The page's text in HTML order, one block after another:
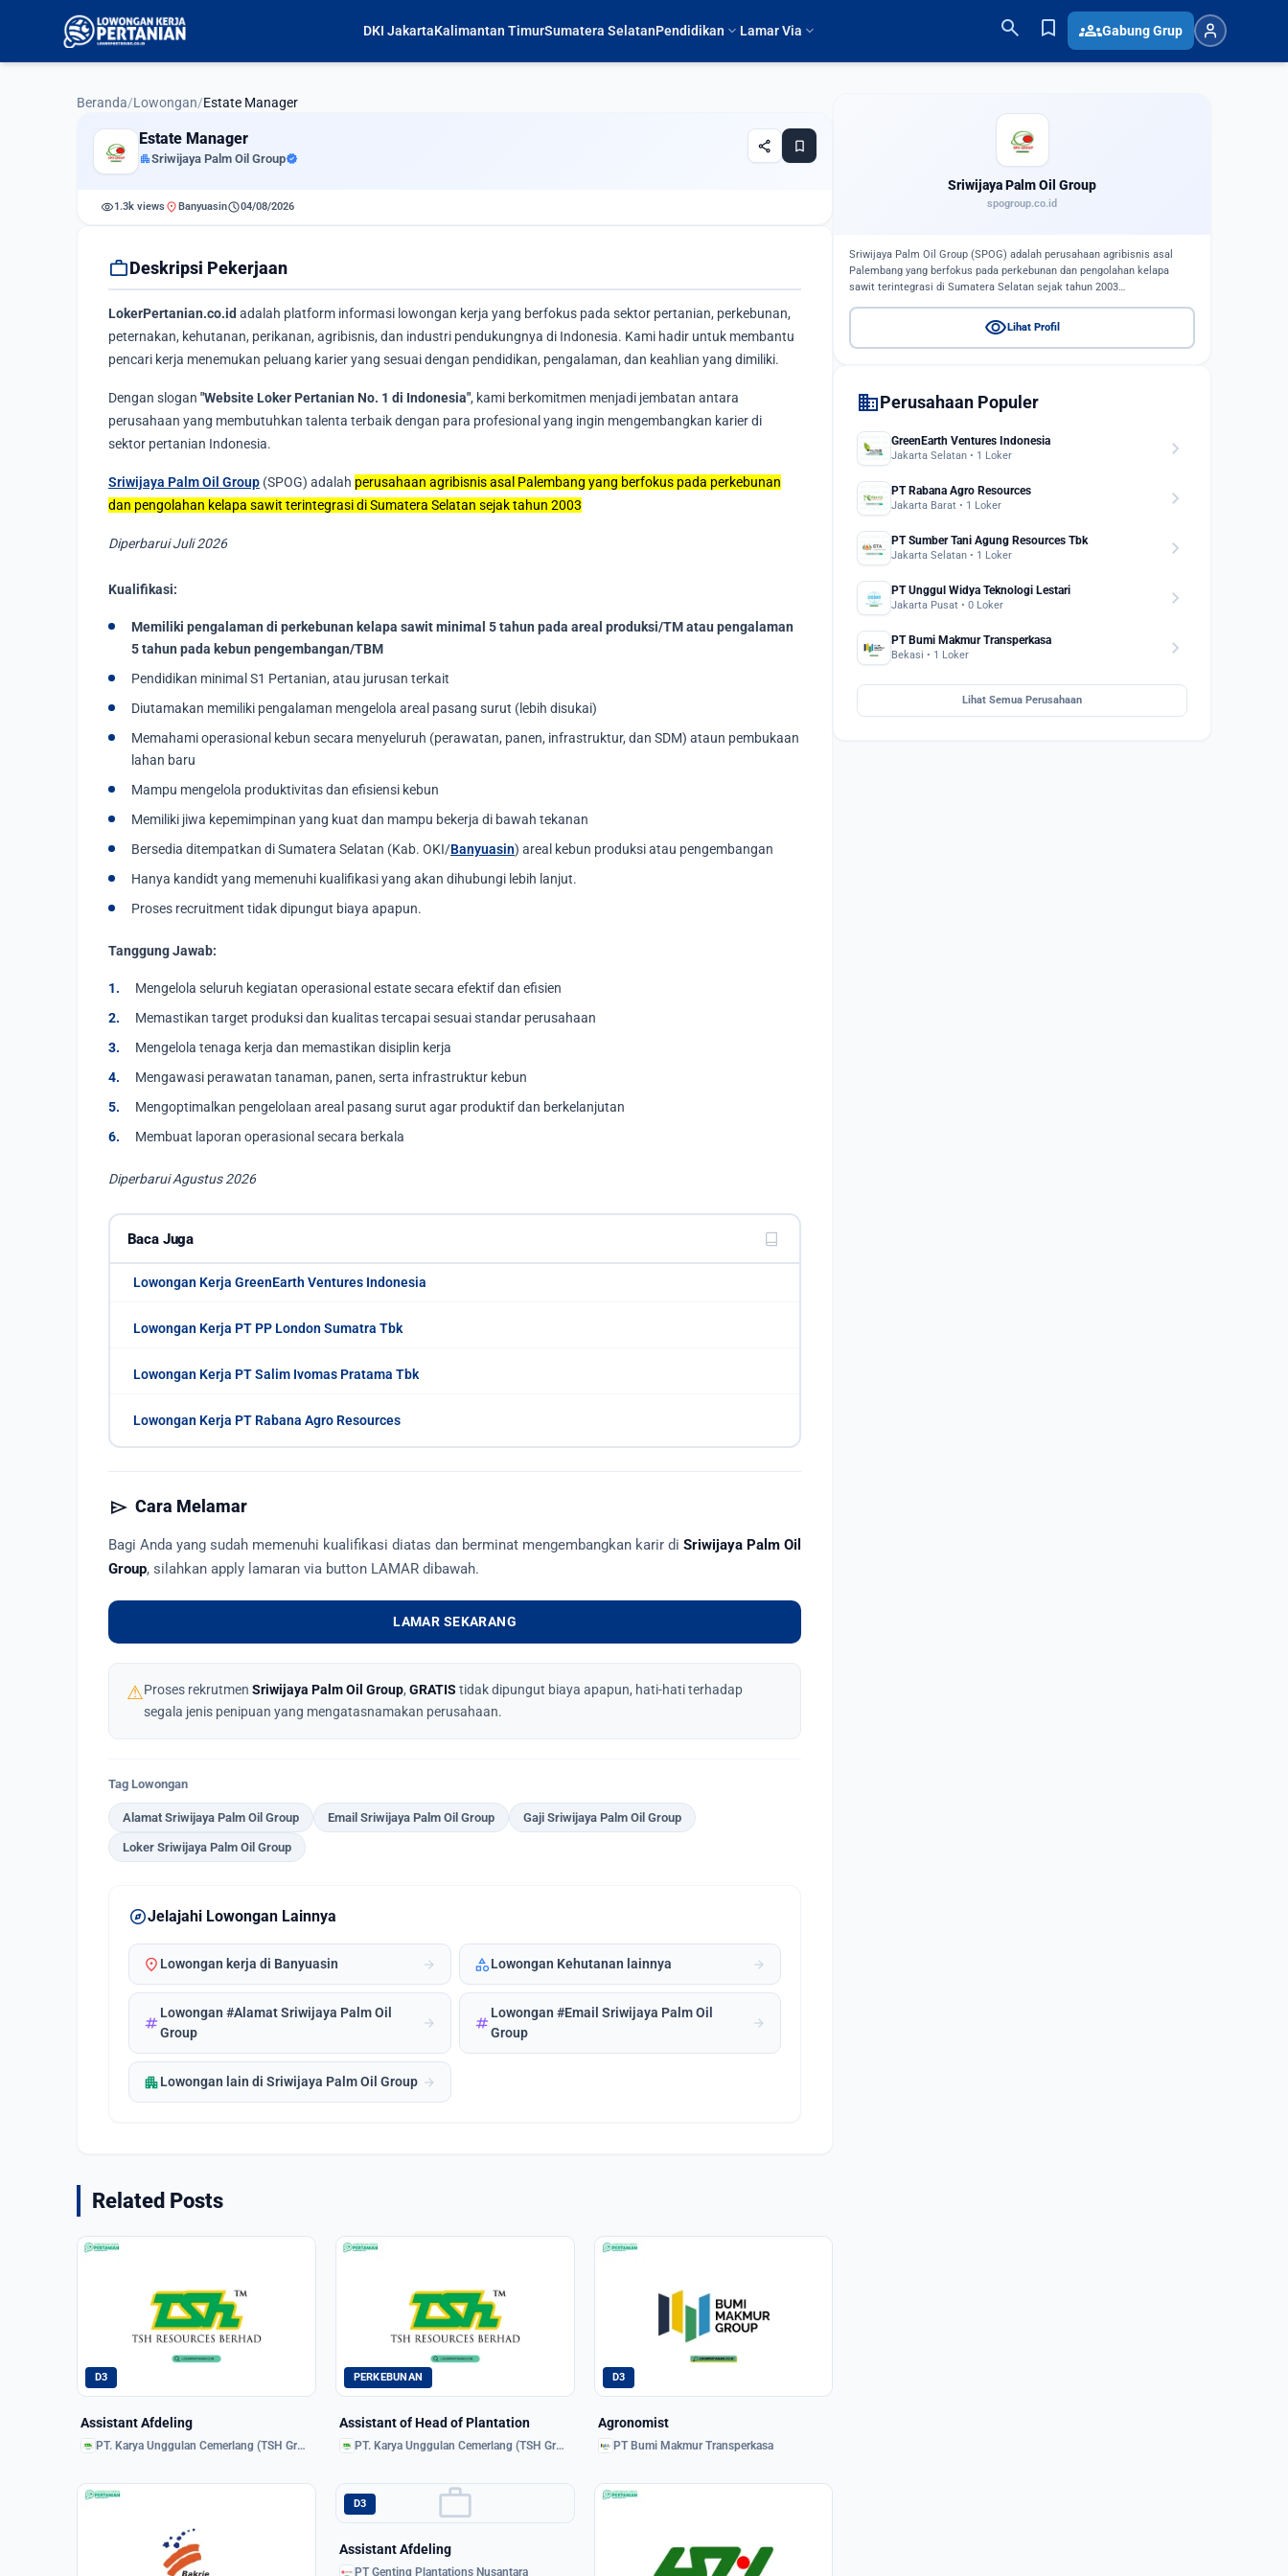
DKI JakartaKalimantan TimurSumatera SelatanPendidikan expand_more Lamar Via expand_more search bookmark groupsGabung Grup
Beranda/Lowongan/Estate Manager
Estate Manager
apartmentSriwijaya Palm Oil Groupverified
share bookmark
visibility1.3k viewslocation_onBanyuasinschedule04/08/2026
workDeskripsi Pekerjaan
LokerPertanian.co.id adalah platform informasi lowongan kerja yang berfokus pada sektor pertanian, perkebunan,
peternakan, kehutanan, perikanan, agribisnis, dan industri pendukungnya di Indonesia. Kami hadir untuk membantu
pencari kerja menemukan peluang karier yang sesuai dengan pendidikan, pengalaman, dan keahlian yang dimiliki.
Dengan slogan "Website Loker Pertanian No. 1 di Indonesia", kami berkomitmen menjadi jembatan antara
perusahaan yang membutuhkan talenta terbaik dengan para profesional yang ingin mengembangkan karier di
sektor pertanian Indonesia.
Sriwijaya Palm Oil Group (SPOG) adalah perusahaan agribisnis asal Palembang yang berfokus pada perkebunan
dan pengolahan kelapa sawit terintegrasi di Sumatera Selatan sejak tahun 2003
Diperbarui Juli 2026
Kualifikasi:
Memiliki pengalaman di perkebunan kelapa sawit minimal 5 tahun pada areal produksi/TM atau pengalaman
5 tahun pada kebun pengembangan/TBM
Pendidikan minimal S1 Pertanian, atau jurusan terkait
Diutamakan memiliki pengalaman mengelola areal pasang surut (lebih disukai)
Memahami operasional kebun secara menyeluruh (perawatan, panen, infrastruktur, dan SDM) ataun pembukaan
lahan baru
Mampu mengelola produktivitas dan efisiensi kebun
Memiliki jiwa kepemimpinan yang kuat dan mampu bekerja di bawah tekanan
Bersedia ditempatkan di Sumatera Selatan (Kab. OKI/Banyuasin) areal kebun produksi atau pengembangan
Hanya kandidt yang memenuhi kualifikasi yang akan dihubungi lebih lanjut.
Proses recruitment tidak dipungut biaya apapun.
Tanggung Jawab:
Mengelola seluruh kegiatan operasional estate secara efektif dan efisien
Memastikan target produksi dan kualitas tercapai sesuai standar perusahaan
Mengelola tenaga kerja dan memastikan disiplin kerja
Mengawasi perawatan tanaman, panen, serta infrastruktur kebun
Mengoptimalkan pengelolaan areal pasang surut agar produktif dan berkelanjutan
Membuat laporan operasional secara berkala
Diperbarui Agustus 2026
Baca Juga
Lowongan Kerja GreenEarth Ventures Indonesia
Lowongan Kerja PT PP London Sumatra Tbk
Lowongan Kerja PT Salim Ivomas Pratama Tbk
Lowongan Kerja PT Rabana Agro Resources
send Cara Melamar
Bagi Anda yang sudah memenuhi kualifikasi diatas dan berminat mengembangkan karir di Sriwijaya Palm Oil
Group, silahkan apply lamaran via button LAMAR dibawah.
LAMAR SEKARANG
⚠Proses rekrutmen Sriwijaya Palm Oil Group, GRATIS tidak dipungut biaya apapun, hati-hati terhadap
segala jenis penipuan yang mengatasnamakan perusahaan.
Tag Lowongan
Alamat Sriwijaya Palm Oil Group Email Sriwijaya Palm Oil Group Gaji Sriwijaya Palm Oil Group
Loker Sriwijaya Palm Oil Group
exploreJelajahi Lowongan Lainnya
location_on Lowongan kerja di Banyuasin arrow_forward categoryLowongan Kehutanan lainnya arrow_forward
tagLowongan #Alamat Sriwijaya Palm Oil
Group
arrow_forward tagLowongan #Email Sriwijaya Palm Oil
Group
arrow_forward
apartmentLowongan lain di Sriwijaya Palm Oil Group arrow_forward
Related Posts
D3
Assistant Afdeling
PT. Karya Unggulan Cemerlang (TSH Group)
PERKEBUNAN
Assistant of Head of Plantation
PT. Karya Unggulan Cemerlang (TSH Group)
D3
Agronomist
PT Bumi Makmur Transperkasa
work
D3
Assistant Afdeling
PT Genting Plantations Nusantara
Sriwijaya Palm Oil Group
spogroup.co.id
Sriwijaya Palm Oil Group (SPOG) adalah perusahaan agribisnis asal
Palembang yang berfokus pada perkebunan dan pengolahan kelapa
sawit terintegrasi di Sumatera Selatan sejak tahun 2003…
visibilityLihat Profil
domainPerusahaan Populer
GreenEarth Ventures Indonesia
Jakarta Selatan • 1 Loker chevron_right
PT Rabana Agro Resources
Jakarta Barat • 1 Loker chevron_right
PT Sumber Tani Agung Resources Tbk
Jakarta Selatan • 1 Loker chevron_right
PT Unggul Widya Teknologi Lestari
Jakarta Pusat • 0 Loker chevron_right
PT Bumi Makmur Transperkasa
Bekasi • 1 Loker chevron_right
Lihat Semua Perusahaan